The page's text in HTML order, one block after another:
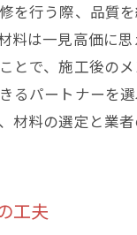
を行う際、品質
料は一見高価に
とで、施工後の
るパートナーを
材料の選定と業
工夫